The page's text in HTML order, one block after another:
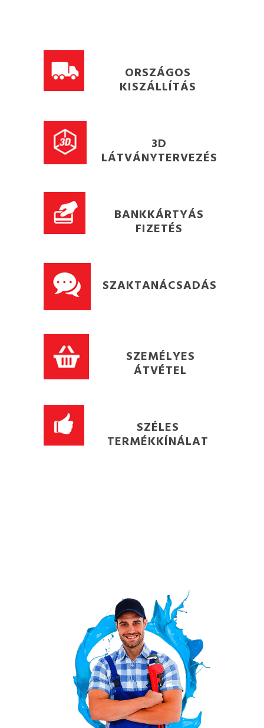
ORSZÁGOS
KISZÁLLÍTÁS
3D
LÁTVÁNYTERVEZÉS
BANKKÁRTYÁS
FIZETÉS
SZAKTANÁCSADÁS
SZEMÉLYES
ÁTVÉTEL
SZÉLES
TERMÉKKÍNÁLAT